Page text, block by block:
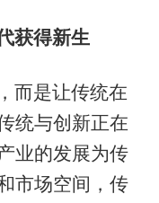
获得新生
而是让传统在
统与创新正在
业的发展为传
市场空间，传